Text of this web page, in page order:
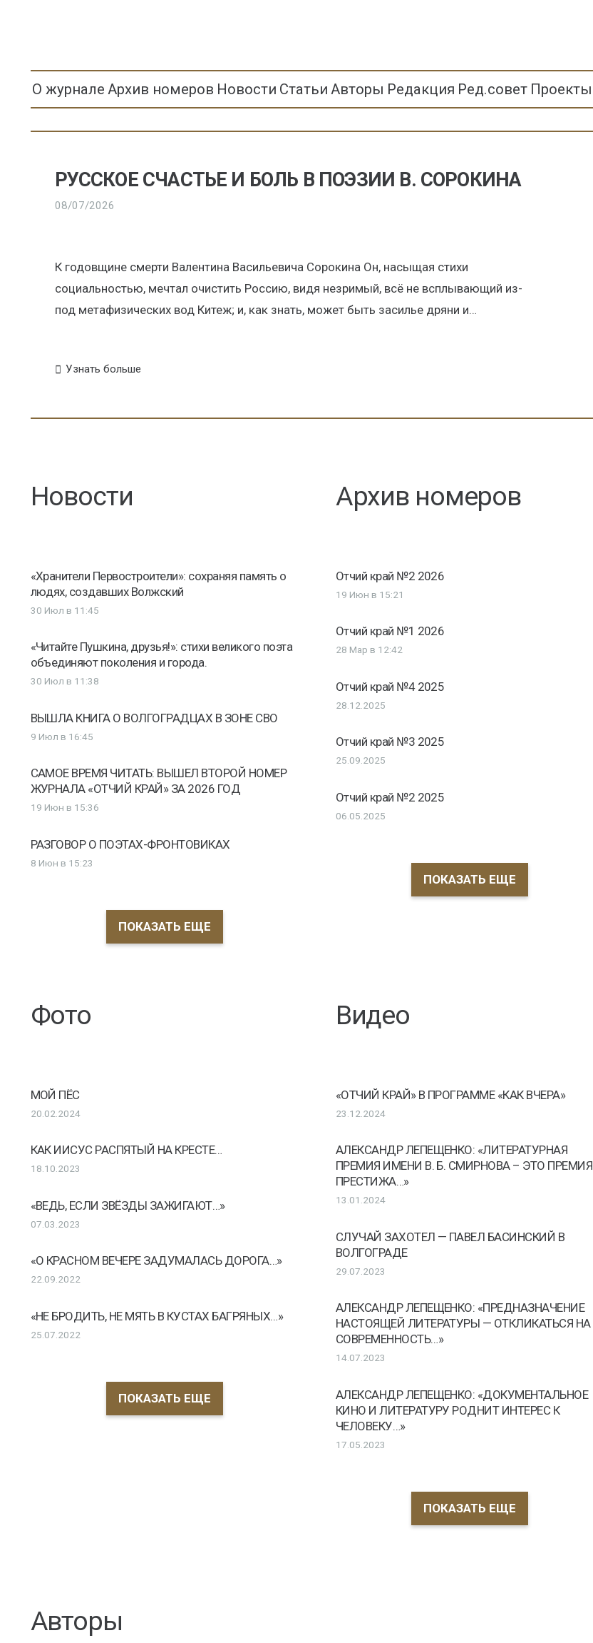
О журнале Архив номеров Новости Статьи Авторы Редакция Ред.совет Проекты
РУССКОЕ СЧАСТЬЕ И БОЛЬ В ПОЭЗИИ В. СОРОКИНА
08/07/2026
К годовщине смерти Валентина Васильевича Сорокина Он, насыщая стихи
социальностью, мечтал очистить Россию, видя незримый, всё не всплывающий из-
под метафизических вод Китеж; и, как знать, может быть засилье дряни и…
Узнать больше
Новости
«Хранители Первостроители»: сохраняя память о
людях, создавших Волжский
30 Июл в 11:45
«Читайте Пушкина, друзья!»: стихи великого поэта
объединяют поколения и города.
30 Июл в 11:38
ВЫШЛА КНИГА О ВОЛГОГРАДЦАХ В ЗОНЕ СВО
9 Июл в 16:45
САМОЕ ВРЕМЯ ЧИТАТЬ: ВЫШЕЛ ВТОРОЙ НОМЕР
ЖУРНАЛА «ОТЧИЙ КРАЙ» ЗА 2026 ГОД
19 Июн в 15:36
РАЗГОВОР О ПОЭТАХ-ФРОНТОВИКАХ
8 Июн в 15:23
ПОКАЗАТЬ ЕЩЕ
Архив номеров
Отчий край №2 2026
19 Июн в 15:21
Отчий край №1 2026
28 Мар в 12:42
Отчий край №4 2025
28.12.2025
Отчий край №3 2025
25.09.2025
Отчий край №2 2025
06.05.2025
ПОКАЗАТЬ ЕЩЕ
Фото
МОЙ ПЁС
20.02.2024
КАК ИИСУС РАСПЯТЫЙ НА КРЕСТЕ…
18.10.2023
«ВЕДЬ, ЕСЛИ ЗВЁЗДЫ ЗАЖИГАЮТ…»
07.03.2023
«О КРАСНОМ ВЕЧЕРЕ ЗАДУМАЛАСЬ ДОРОГА…»
22.09.2022
«НЕ БРОДИТЬ, НЕ МЯТЬ В КУСТАХ БАГРЯНЫХ…»
25.07.2022
ПОКАЗАТЬ ЕЩЕ
Видео
«ОТЧИЙ КРАЙ» В ПРОГРАММЕ «КАК ВЧЕРА»
23.12.2024
АЛЕКСАНДР ЛЕПЕЩЕНКО: «ЛИТЕРАТУРНАЯ
ПРЕМИЯ ИМЕНИ В. Б. СМИРНОВА – ЭТО ПРЕМИЯ
ПРЕСТИЖА…»
13.01.2024
СЛУЧАЙ ЗАХОТЕЛ — ПАВЕЛ БАСИНСКИЙ В
ВОЛГОГРАДЕ
29.07.2023
АЛЕКСАНДР ЛЕПЕЩЕНКО: «ПРЕДНАЗНАЧЕНИЕ
НАСТОЯЩЕЙ ЛИТЕРАТУРЫ — ОТКЛИКАТЬСЯ НА
СОВРЕМЕННОСТЬ…»
14.07.2023
АЛЕКСАНДР ЛЕПЕЩЕНКО: «ДОКУМЕНТАЛЬНОЕ
КИНО И ЛИТЕРАТУРУ РОДНИТ ИНТЕРЕС К
ЧЕЛОВЕКУ…»
17.05.2023
ПОКАЗАТЬ ЕЩЕ
Авторы